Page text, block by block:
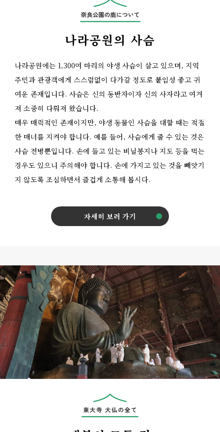
나라공원의 사슴
나라공원에는 1,300여 마리의 야생 사슴이 살고 있으며, 지역
주민과 관광객에게 스스럼없이 다가갈 정도로 붙임성 좋고 귀
여운 존재입니다. 사슴은 신의 동반자이자 신의 사자라고 여겨
져 소중히 다뤄져 왔습니다.
매우 매력적인 존재이지만, 야생 동물인 사슴을 대할 때는 적절
한 매너를 지켜야 합니다. 예를 들어, 사슴에게 줄 수 있는 것은
사슴 전병뿐입니다. 손에 들고 있는 비닐봉지나 지도 등을 먹는
경우도 있으니 주의해야 합니다. 손에 가지고 있는 것을 빼앗기
지 않도록 조심하면서 즐겁게 소통해 봅시다.
자세히 보러 가기